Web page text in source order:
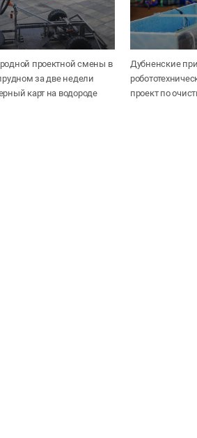
проектной смены в
за две недели
карт на водороде
Дубненские
проект по